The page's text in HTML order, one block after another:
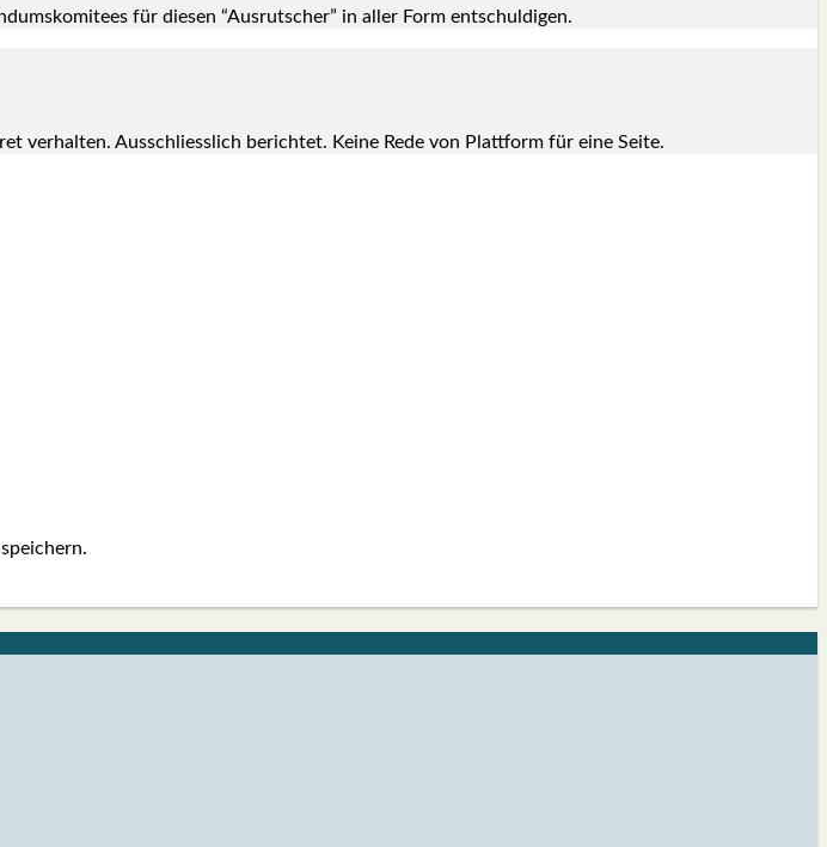
für die­sen “Aus­rut­scher” in aller Form ent­schul­di­gen.
ver­hal­ten. Aus­schliess­lich berich­tet. Kei­ne Rede von Platt­form für eine Sei­te.